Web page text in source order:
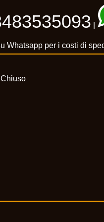
Whatsapp per i costi di
Chiuso